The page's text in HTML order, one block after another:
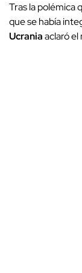
Tras la polémica
que se había
Ucraniaaclaró